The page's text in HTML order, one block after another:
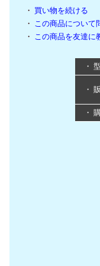
・ 買い物を続ける
・ この商品について
・ この商品を友達に
・
・
・